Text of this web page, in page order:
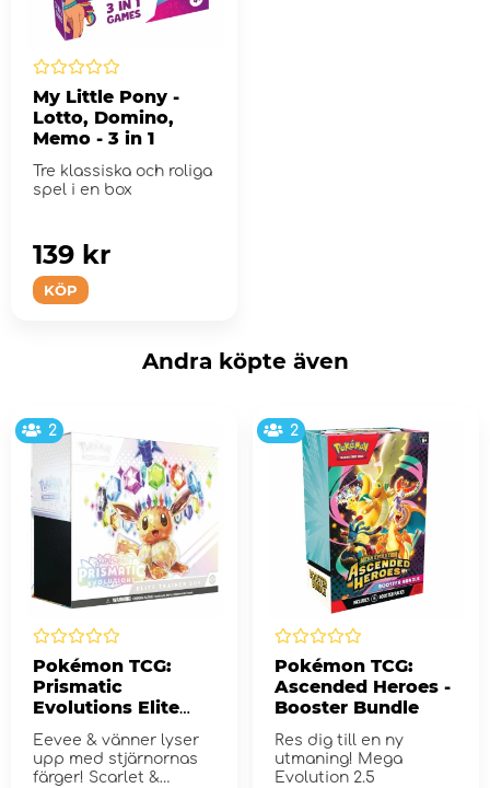
My Little Pony -
Lotto, Domino,
Memo - 3 in 1
Tre klassiska och roliga
spel i en box
KÖP
139 kr
Andra köpte även
2
Pokémon TCG:
Prismatic
Evolutions Elite
Trainer Box
Eevee & vänner lyser
upp med stjärnornas
färger! Scarlet &
2
Pokémon TCG:
Ascended Heroes -
Booster Bundle
Res dig till en ny
utmaning! Mega
Evolution 2.5